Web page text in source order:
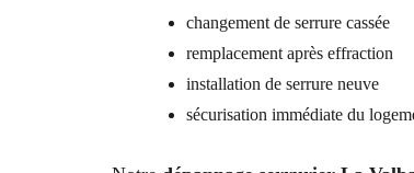
changement de serrure cassée
remplacement après effraction
installation de serrure neuve
sécurisation immédiate du